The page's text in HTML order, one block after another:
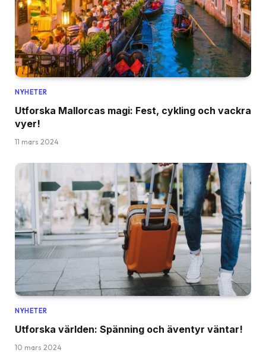
NYHETER
Utforska Mallorcas magi: Fest, cykling och vackra
vyer!
11 mars 2024
NYHETER
Utforska världen: Spänning och äventyr väntar!
10 mars 2024